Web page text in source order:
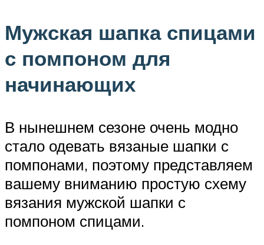
Мужская шапка спицами
с помпоном для
начинающих
В нынешнем сезоне очень модно
стало одевать вязаные шапки с
помпонами, поэтому представляем
вашему вниманию простую схему
вязания мужской шапки с
помпоном спицами.